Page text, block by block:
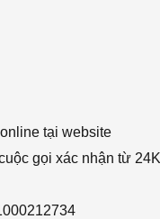
tại website
gọi xác nhận từ